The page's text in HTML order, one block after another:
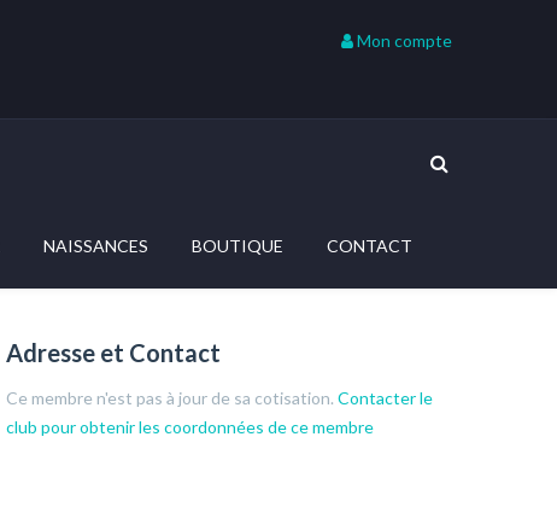
Mon compte
NAISSANCES BOUTIQUE CONTACT
Adresse et Contact
Ce membre n'est pas à jour de sa cotisation. Contacter le
club pour obtenir les coordonnées de ce membre